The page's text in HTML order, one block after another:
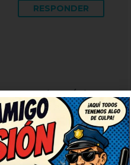
RESPONDER
muy simpático
una risa así,
Seguid
alegran un